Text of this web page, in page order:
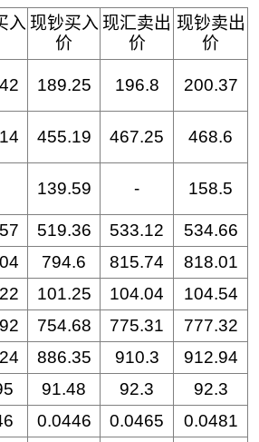
入 现钞买入
价
现汇卖出
价
现钞卖出
价
189.25 196.8 200.37
455.19 467.25 468.6
139.59 - 158.5
519.36 533.12
534.66
794.6 815.74
818.01
101.25 104.04
104.54
754.68 775.31
777.32
886.35 910.3
912.94
91.48 92.3
92.3
0.0446 0.0465
0.0481